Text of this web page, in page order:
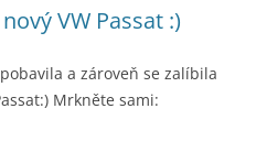
VW Passat :)
a zároveň se zalíbila
Mrkněte sami: